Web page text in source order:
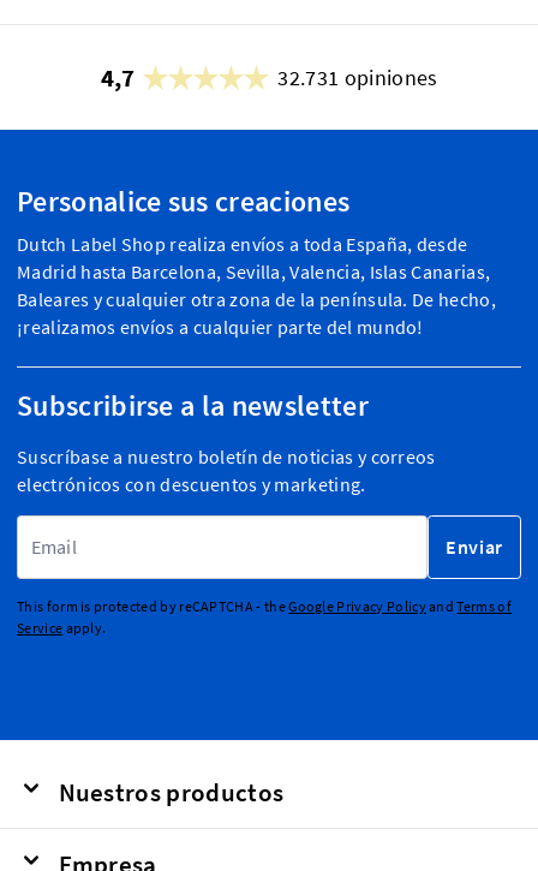
4,7 32.731 opiniones
Personalice sus creaciones
Dutch Label Shop realiza envíos a toda España, desde
Madrid hasta Barcelona, Sevilla, Valencia, Islas Canarias,
Baleares y cualquier otra zona de la península. De hecho,
¡realizamos envíos a cualquier parte del mundo!
Subscribirse a la newsletter
Suscríbase a nuestro boletín de noticias y correos
electrónicos con descuentos y marketing.
Enviar
This form is protected by reCAPTCHA - theGoogle Privacy PolicyandTerms of
Service apply.
Nuestros productos